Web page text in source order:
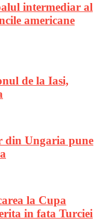
intermediar al
americane
de la Iasi,
din Ungaria pune
la Cupa
in fata Turciei